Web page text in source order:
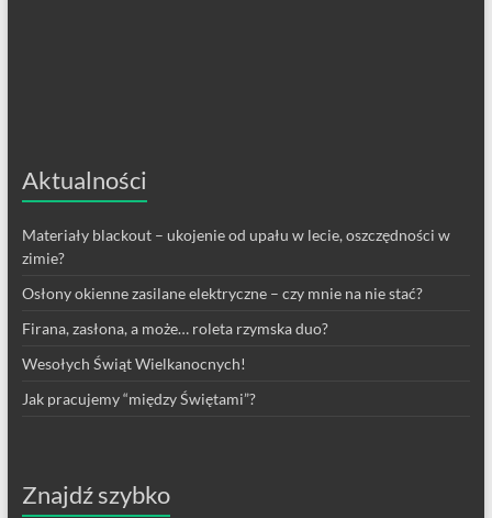
Aktualności
Materiały blackout – ukojenie od upału w lecie, oszczędności w
zimie?
Osłony okienne zasilane elektryczne – czy mnie na nie stać?
Firana, zasłona, a może… roleta rzymska duo?
Wesołych Świąt Wielkanocnych!
Jak pracujemy “między Świętami”?
Znajdź szybko